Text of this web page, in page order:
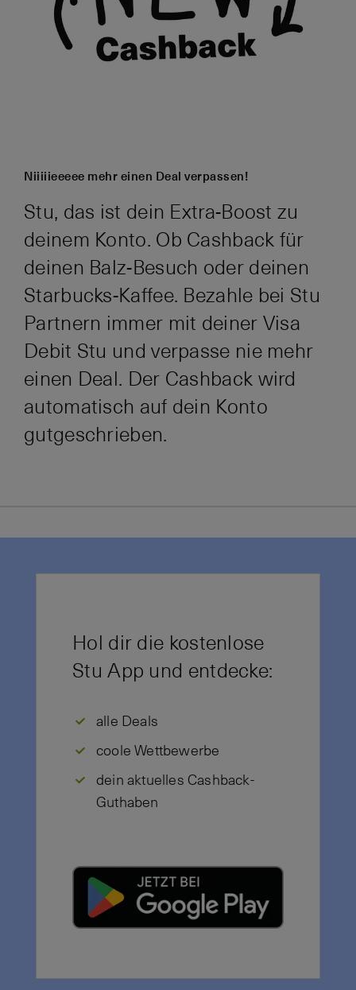
Niiiiieeeee mehr einen Deal verpassen!
Stu, das ist dein Extra-Boost zu
deinem Konto. Ob Cashback für
deinen Balz-Besuch oder deinen
Starbucks-Kaffee. Bezahle bei Stu
Partnern immer mit deiner Visa
Debit Stu und verpasse nie mehr
einen Deal. Der Cashback wird
automatisch auf dein Konto
gutgeschrieben.
Hol dir die kostenlose
Stu App und entdecke:
alle Deals
coole Wettbewerbe
dein aktuelles Cashback-
Guthaben